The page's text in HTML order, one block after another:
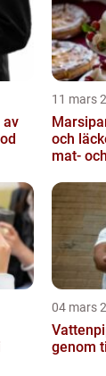
av
11 mars
och
mat- och
04 mars
genom